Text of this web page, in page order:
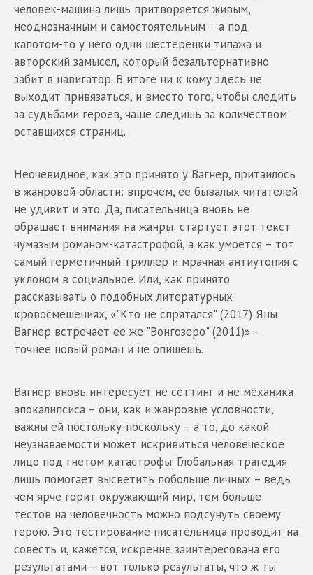
человек-машина лишь притворяется живым,
неоднозначным и самостоятельным – а под
капотом-то у него одни шестеренки типажа и
авторский замысел, который безальтернативно
забит в навигатор. В итоге ни к кому здесь не
выходит привязаться, и вместо того, чтобы следить
за судьбами героев, чаще следишь за количеством
оставшихся страниц.
Неочевидное, как это принято у Вагнер, притаилось
в жанровой области: впрочем, ее бывалых читателей
не удивит и это. Да, писательница вновь не
обращает внимания на жанры: стартует этот текст
чумазым романом-катастрофой, а как умоется – тот
самый герметичный триллер и мрачная антиутопия с
уклоном в социальное. Или, как принято
рассказывать о подобных литературных
кровосмешениях, «"Кто не спрятался" (2017) Яны
Вагнер встречает ее же "Вонгозеро" (2011)» –
точнее новый роман и не опишешь.
Вагнер вновь интересует не сеттинг и не механика
апокалипсиса – они, как и жанровые условности,
важны ей постольку-поскольку – а то, до какой
неузнаваемости может искривиться человеческое
лицо под гнетом катастрофы. Глобальная трагедия
лишь помогает высветить побольше личных – ведь
чем ярче горит окружающий мир, тем больше
тестов на человечность можно подсунуть своему
герою. Это тестирование писательница проводит на
совесть и, кажется, искренне заинтересована его
результатами – вот только результаты, что ж ты